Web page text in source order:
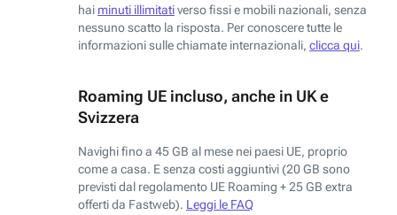
hai minuti illimitativerso fissi e mobili nazionali, senza
nessuno scatto la risposta. Per conoscere tutte le
informazioni sulle chiamate internazionali, clicca qui.
Roaming UE incluso, anche in UK e
Svizzera
Navighi fino a 45 GB al mese nei paesi UE, proprio
come a casa. E senza costi aggiuntivi (20 GB sono
previsti dal regolamento UE Roaming + 25 GB extra
offerti da Fastweb). Leggi le FAQ